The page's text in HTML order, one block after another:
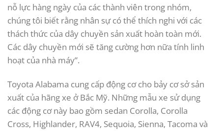
nỗ lực hàng ngày của các thành viên trong nhóm,
chúng tôi biết rằng nhân sự có thể thích nghi với các
thách thức của dây chuyền sản xuất hoàn toàn mới.
Các dây chuyền mới sẽ tăng cường hơn nữa tính linh
hoạt của nhà máy”.
Toyota Alabama cung cấp động cơ cho bảy cơ sở sản
xuất của hãng xe ở Bắc Mỹ. Những mẫu xe sử dụng
các động cơ này bao gồm sedan Corolla, Corolla
Cross, Highlander, RAV4, Sequoia, Sienna, Tacoma và